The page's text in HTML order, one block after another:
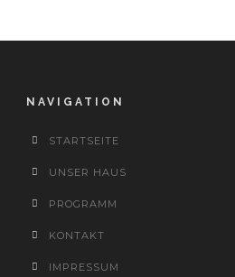
NAVIGATION
STARTSEITE
UNSER HAUS
PROGRAMM
KONTAKT
IMPRESSUM